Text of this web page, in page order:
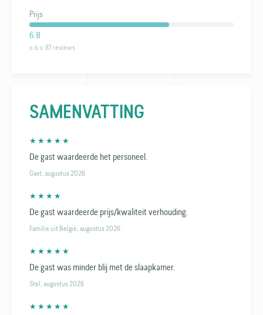
Prijs
6.8
o.b.v. 87 reviews
SAMENVATTING
★ ★ ★ ★ ★
De gast waardeerde het personeel.
Gast, augustus 2026
★ ★ ★ ★
De gast waardeerde prijs/kwaliteit verhouding.
Familie uit België, augustus 2026
★ ★ ★ ★ ★
De gast was minder blij met de slaapkamer.
Stel, augustus 2026
★ ★ ★ ★ ★